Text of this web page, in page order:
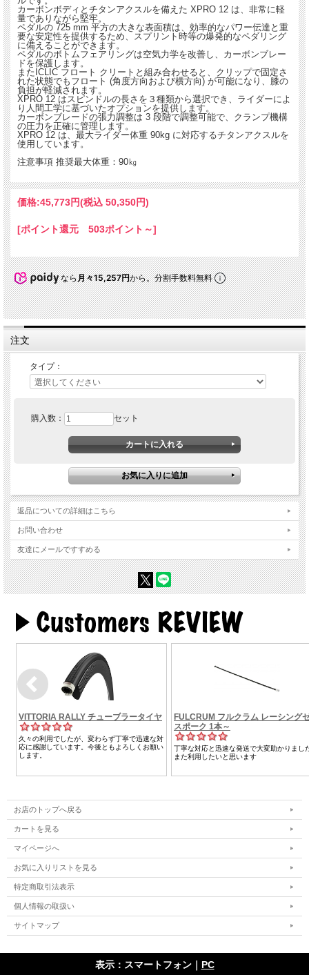
カーボンボディとチタンアクスルを備えた XPRO 12 は、非常に軽
量でありながら堅牢。
ペダルの 725 mm 平方の大きな表面積は、効率的なパワー伝達と重
要な安定性を提供するため、スプリント時等の爆発的なペダリング
に備えることができます。
ペダルのボトムフェアリングは空気力学を改善し、カーボンブレー
ドを保護します。
またICLIC フロート クリートと組み合わせると、クリップで固定さ
れた状態でもフロート (角度方向および横方向) が可能になり、膝の
負担が軽減されます。
XPRO 12 はスピンドルの長さを３種類から選択でき、ライダーによ
り人間工学に基づいたオプションを提供します。
カーボンブレードの張力調整は 3 段階で調整可能で、クランプ機構
の圧力を正確に管理します。
XPRO 12 は、最大ライダー体重 90kg に対応するチタンアクスルを
使用しています。
注意事項 推奨最大体重：90㎏
価格:45,773円(税込 50,350円)
[ポイント還元 503ポイント～]
なら月々15,257円から。分割手数料無料
注文
タイプ：
購入数： セット
返品についての詳細はこちら
お問い合わせ
友達にメールですすめる
お店のトップへ戻る
カートを見る
マイページへ
お気に入りリストを見る
特定商取引法表示
個人情報の取扱い
サイトマップ
表示：スマートフォン｜ PC